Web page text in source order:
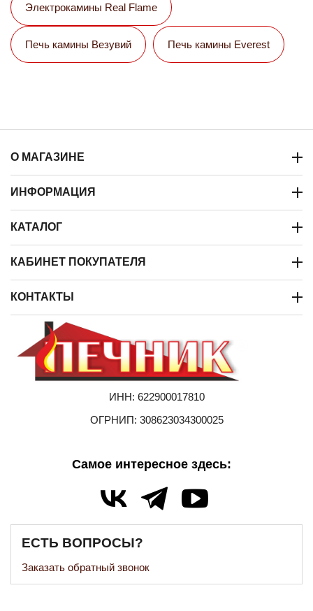
Электрокамины Real Flame
Печь камины Везувий Печь камины Everest
О МАГАЗИНЕ
ИНФОРМАЦИЯ
КАТАЛОГ
КАБИНЕТ ПОКУПАТЕЛЯ
КОНТАКТЫ
ИНН: 622900017810
ОГРНИП: 308623034300025
Самое интересное здесь:
ЕСТЬ ВОПРОСЫ?
Заказать обратный звонок